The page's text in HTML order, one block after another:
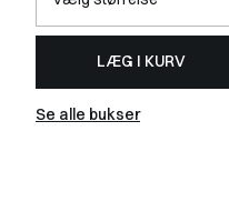
LÆG I KURV
Se alle bukser